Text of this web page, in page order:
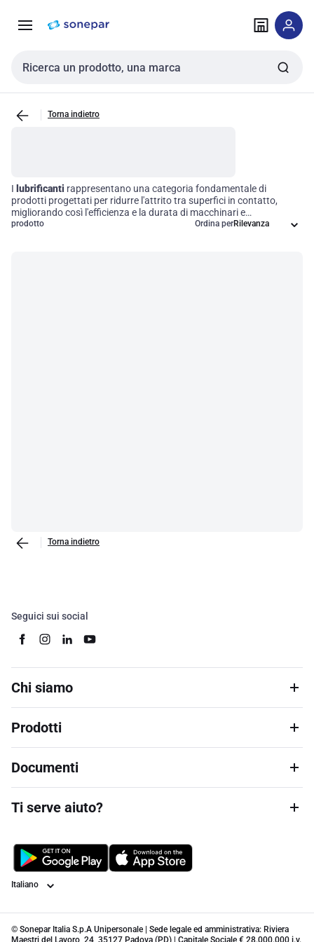
navigazione alla
Cerca input
Torna indietro
I lubrificanti rappresentano una categoria fondamentale di
prodotti progettati per ridurre l'attrito tra superfici in contatto,
migliorando così l'efficienza e la durata di macchinari e
attrezzature. Disponibili in diverse formulazioni come oli, grassi e
prodotto Ordina per
Torna indietro
Seguici sui social
Chi siamo
Prodotti
Documenti
Ti serve aiuto?
Lingua
© Sonepar Italia S.p.A Unipersonale | Sede legale ed amministrativa: Riviera
Maestri del Lavoro, 24, 35127 Padova (PD) | Capitale Sociale € 28.000.000 i.v.